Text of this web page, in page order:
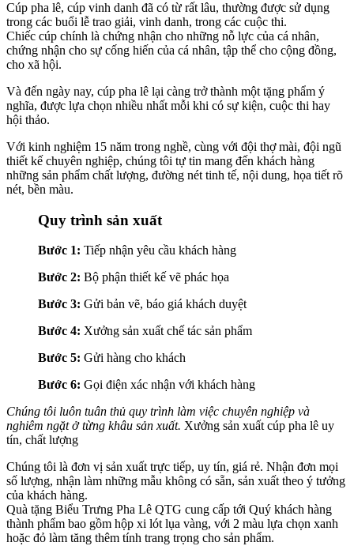
Cúp pha lê, cúp vinh danh đã có từ rất lâu, thường được sử dụng
trong các buổi lễ trao giải, vinh danh, trong các cuộc thi.
Chiếc cúp chính là chứng nhận cho những nỗ lực của cá nhân,
chứng nhận cho sự cống hiến của cá nhân, tập thể cho cộng đồng,
cho xã hội.
Và đến ngày nay, cúp pha lê lại càng trở thành một tặng phẩm ý
nghĩa, được lựa chọn nhiều nhất mỗi khi có sự kiện, cuộc thi hay
hội thảo.
Với kinh nghiệm 15 năm trong nghề, cùng với đội thợ mài, đội ngũ
thiết kế chuyên nghiệp, chúng tôi tự tin mang đến khách hàng
những sản phẩm chất lượng, đường nét tinh tế, nội dung, họa tiết rõ
nét, bền màu.
Quy trình sản xuất
Bước 1: Tiếp nhận yêu cầu khách hàng
Bước 2: Bộ phận thiết kế vẽ phác họa
Bước 3: Gửi bản vẽ, báo giá khách duyệt
Bước 4: Xưởng sản xuất chế tác sản phẩm
Bước 5: Gửi hàng cho khách
Bước 6: Gọi điện xác nhận với khách hàng
Chúng tôi luôn tuân thủ quy trình làm việc chuyên nghiệp và
nghiêm ngặt ở từng khâu sản xuất. Xưởng sản xuất cúp pha lê uy
tín, chất lượng
Chúng tôi là đơn vị sản xuất trực tiếp, uy tín, giá rẻ. Nhận đơn mọi
số lượng, nhận làm những mẫu không có sẵn, sản xuất theo ý tưởng
của khách hàng.
Quà tặng Biểu Trưng Pha Lê QTG cung cấp tới Quý khách hàng
thành phẩm bao gồm hộp xi lót lụa vàng, với 2 màu lựa chọn xanh
hoặc đỏ làm tăng thêm tính trang trọng cho sản phẩm.